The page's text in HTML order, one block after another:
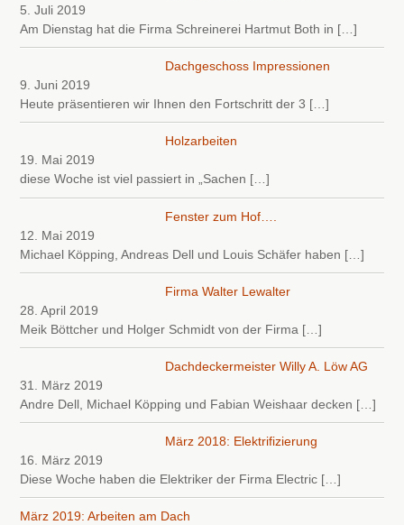
5. Juli 2019
Am Dienstag hat die Firma Schreinerei Hartmut Both in […]
Dachgeschoss Impressionen
9. Juni 2019
Heute präsentieren wir Ihnen den Fortschritt der 3 […]
Holzarbeiten
19. Mai 2019
diese Woche ist viel passiert in „Sachen […]
Fenster zum Hof….
12. Mai 2019
Michael Köpping, Andreas Dell und Louis Schäfer haben […]
Firma Walter Lewalter
28. April 2019
Meik Böttcher und Holger Schmidt von der Firma […]
Dachdeckermeister Willy A. Löw AG
31. März 2019
Andre Dell, Michael Köpping und Fabian Weishaar decken […]
März 2018: Elektrifizierung
16. März 2019
Diese Woche haben die Elektriker der Firma Electric […]
März 2019: Arbeiten am Dach